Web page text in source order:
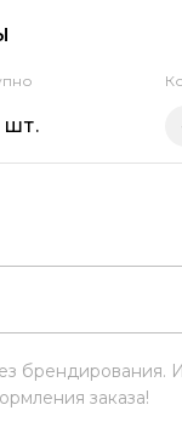
шт.
брендирования.
заказа!